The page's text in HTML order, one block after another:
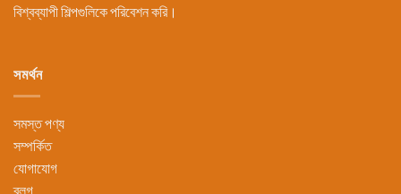
বিশ্বব্যাপী শিল্পগুলিকে পরিবেশন করি।
সমর্থন
সমস্ত পণ্য
সম্পর্কিত
যোগাযোগ
ব্লগ